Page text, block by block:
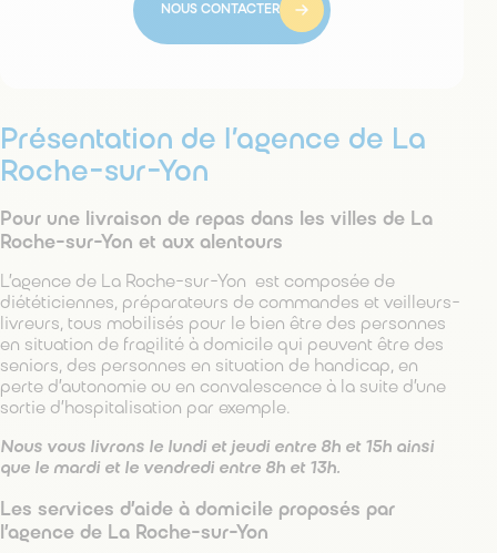
NOUS CONTACTER
Présentation de l’agence de La
Roche-sur-Yon
Pour une livraison de repas dans les villes de La
Roche-sur-Yon et aux alentours
L’agence de La Roche-sur-Yon est composée de
diététiciennes, préparateurs de commandes et veilleurs-
livreurs, tous mobilisés pour le bien être des personnes
en situation de fragilité à domicile qui peuvent être des
seniors, des personnes en situation de handicap, en
perte d’autonomie ou en convalescence à la suite d’une
sortie d’hospitalisation par exemple.
Nous vous livrons le lundi et jeudi entre 8h et 15h ainsi
que le mardi et le vendredi entre 8h et 13h.
Les services d’aide à domicile proposés par
l’agence de La Roche-sur-Yon